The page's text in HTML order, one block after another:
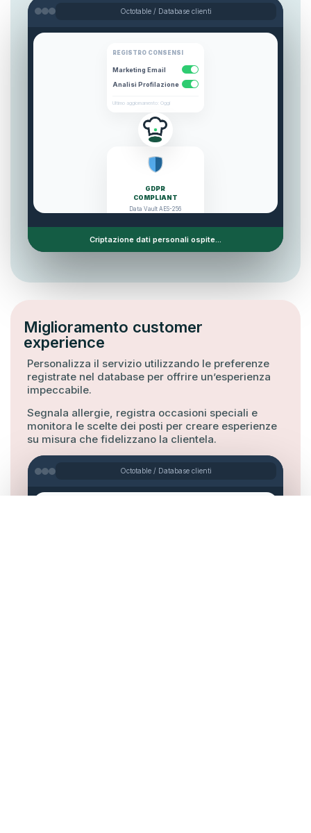
Octotable / Database clienti
REGISTRO CONSENSI
Marketing Email
Analisi Profilazione
Ultimo aggiornamento: Oggi
GDPR
COMPLIANT
Data Vault AES-256
SICURO
Criptazione dati personali ospite...
Miglioramento customer
experience
Personalizza il servizio utilizzando le preferenze
registrate nel database per offrire un’esperienza
impeccabile.
Segnala allergie, registra occasioni speciali e
monitora le scelte dei posti per creare esperienze
su misura che fidelizzano la clientela.
Octotable / Database clienti